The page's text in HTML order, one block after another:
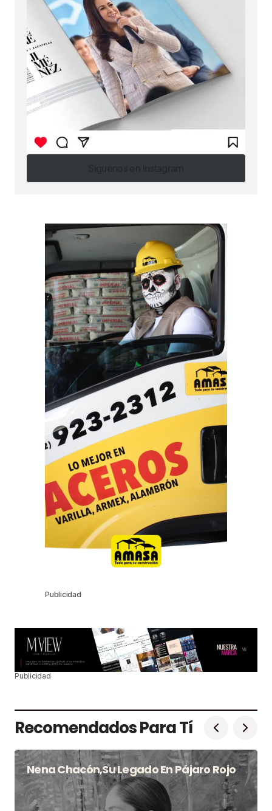
Síguenos en Instagram
Publicidad
Publicidad
Recomendados Para Tí
Nena Chacón,su Legado En Pájaro Rojo